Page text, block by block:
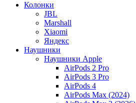
Колонки
JBL
Marshall
Xiaomi
Яндекс
Наушники
Наушники Apple
AirPods 2 Pro
AirPods 3 Pro
AirPods 4
AirPods Max (2024)